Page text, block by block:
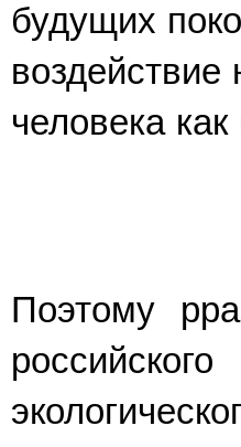
будущих
человека как
Поэтому